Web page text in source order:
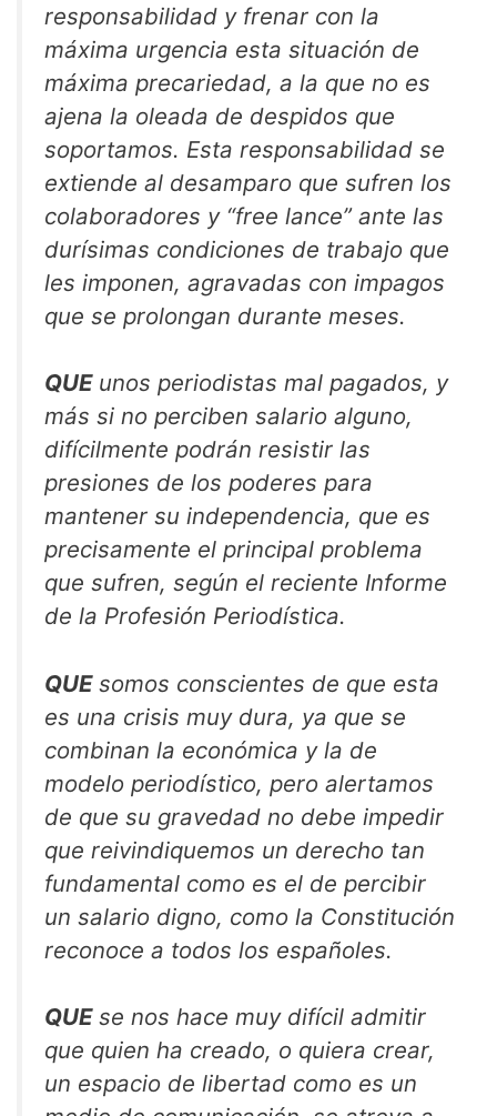
responsabilidad y frenar con la
máxima urgencia esta situación de
máxima precariedad, a la que no es
ajena la oleada de despidos que
soportamos. Esta responsabilidad se
extiende al desamparo que sufren los
colaboradores y “free lance” ante las
durísimas condiciones de trabajo que
les imponen, agravadas con impagos
que se prolongan durante meses.
QUEunos periodistas mal pagados, y
más si no perciben salario alguno,
difícilmente podrán resistir las
presiones de los poderes para
mantener su independencia, que es
precisamente el principal problema
que sufren, según el reciente Informe
de la Profesión Periodística.
QUEsomos conscientes de que esta
es una crisis muy dura, ya que se
combinan la económica y la de
modelo periodístico, pero alertamos
de que su gravedad no debe impedir
que reivindiquemos un derecho tan
fundamental como es el de percibir
un salario digno, como la Constitución
reconoce a todos los españoles.
QUEse nos hace muy difícil admitir
que quien ha creado, o quiera crear,
un espacio de libertad como es un